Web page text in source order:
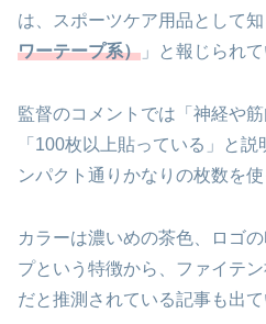
は、スポーツケア用品として知
ワーテープ系） 」と報じられて
監督のコメントでは「神経や
「100枚以上貼っている」と
ンパクト通りかなりの枚数を使
カラーは濃いめの茶色、ロゴ
プという特徴から、ファイテ
だと推測されている記事も出て